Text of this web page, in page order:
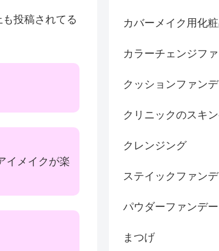
投稿されてる
イメイクが楽
カバーメイク用化
カラーチェンジフ
クッションファン
クリニックのスキ
クレンジング
ステイックファン
パウダーファンデ
まつげ